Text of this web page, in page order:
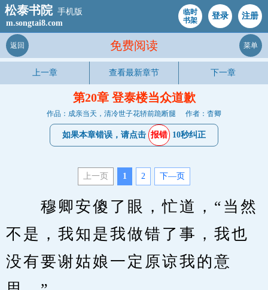
松泰书院 手机版
m.songtai8.com
临时
书架
登录 注册
免费阅读
返回 菜单
上一章 查看最新章节 下一章
第20章 登泰楼当众道歉
作品：成亲当天，清冷世子花轿前跪断腿 作者：杳卿
如果本章错误，请点击 报错 10秒纠正
上一页 1 2 下—页
穆卿安傻了眼，忙道，“当然
不是，我知是我做错了事，我也
没有要谢姑娘一定原谅我的意